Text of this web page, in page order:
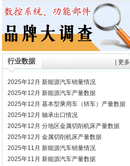
行业数据 更多
2025年12月 新能源汽车销量情况
2025年12月 新能源汽车产量数据
2025年12月 基本型乘用车（轿车）产量数据
2025年12月 轴承出口情况
2025年12月 分地区金属切削机床产量数据
2025年12月 金属切削机床产量数据
2025年11月 新能源汽车销量情况
2025年11月 新能源汽车产量数据